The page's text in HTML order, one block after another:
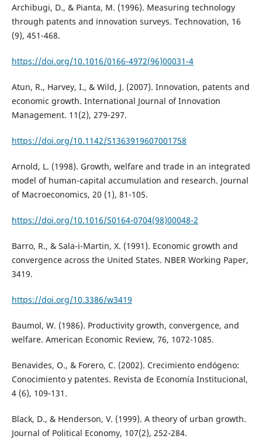
Archibugi, D., & Pianta, M. (1996). Measuring technology
through patents and innovation surveys. Technovation, 16
(9), 451-468.
https://doi.org/10.1016/0166-4972(96)00031-4
Atun, R., Harvey, I., & Wild, J. (2007). Innovation, patents and
economic growth. International Journal of Innovation
Management. 11(2), 279-297.
https://doi.org/10.1142/S1363919607001758
Arnold, L. (1998). Growth, welfare and trade in an integrated
model of human-capital accumulation and research. Journal
of Macroeconomics, 20 (1), 81-105.
https://doi.org/10.1016/S0164-0704(98)00048-2
Barro, R., & Sala-i-Martin, X. (1991). Economic growth and
convergence across the United States. NBER Working Paper,
3419.
https://doi.org/10.3386/w3419
Baumol, W. (1986). Productivity growth, convergence, and
welfare. American Economic Review, 76, 1072-1085.
Benavides, O., & Forero, C. (2002). Crecimiento endógeno:
Conocimiento y patentes. Revista de Economía Institucional,
4 (6), 109-131.
Black, D., & Henderson, V. (1999). A theory of urban growth.
Journal of Political Economy, 107(2), 252-284.